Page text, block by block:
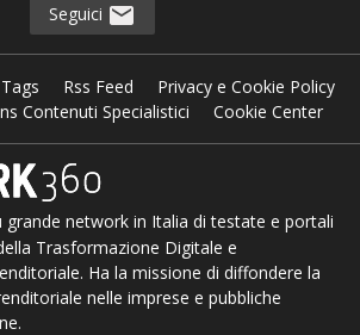
Seguici
Tags Rss Feed
Privacy e Cookie Policy
Contenuti Specialistici
Cookie Center
grande network in Italia di testate e portali
Trasformazione Digitale e
Ha la missione di diffondere la
nelle imprese e pubbliche